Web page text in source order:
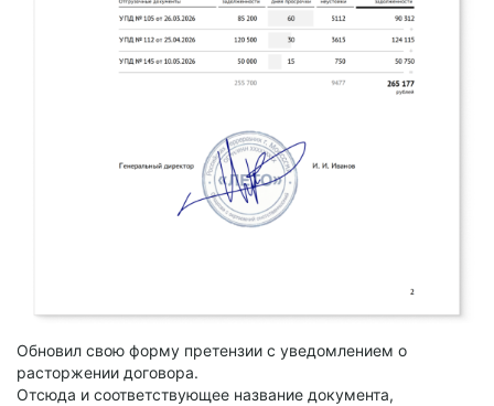
Обновил свою форму претензии с уведомлением о
расторжении договора.
Отсюда и соответствующее название документа,